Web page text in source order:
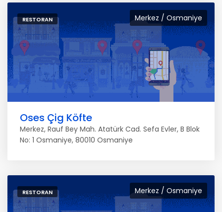
Merkez / Osmaniye
RESTORAN
Oses Çig Köfte
Merkez, Rauf Bey Mah. Atatürk Cad. Sefa Evler, B Blok
No: 1 Osmaniye, 80010 Osmaniye
Merkez / Osmaniye
RESTORAN